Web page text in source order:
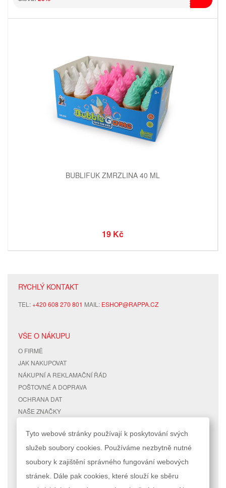
BUBLIFUK ZMRZLINA 40 ML
19 Kč
RYCHLÝ KONTAKT
TEL:+420 608 270 801 MAIL: ESHOP@RAPPA.CZ
VŠE O NÁKUPU
O FIRMĚ
JAK NAKUPOVAT
NÁKUPNÍ A REKLAMAČNÍ ŘÁD
POŠTOVNÉ A DOPRAVA
OCHRANA DAT
NAŠE ZNAČKY
RYCHLÉ ODKAZY
MAPA STRÁNEK
VYHLEDÁVANÉ TERMÍNY
ÚČET
MŮJ ÚČET
STAV OBJEDNÁVKY
Tyto webové stránky používají k poskytování svých
služeb soubory cookies. Používáme nezbytně nutné
soubory k zajištění správného fungování webových
stránek. Dále pak cookies, které slouží ke sběru